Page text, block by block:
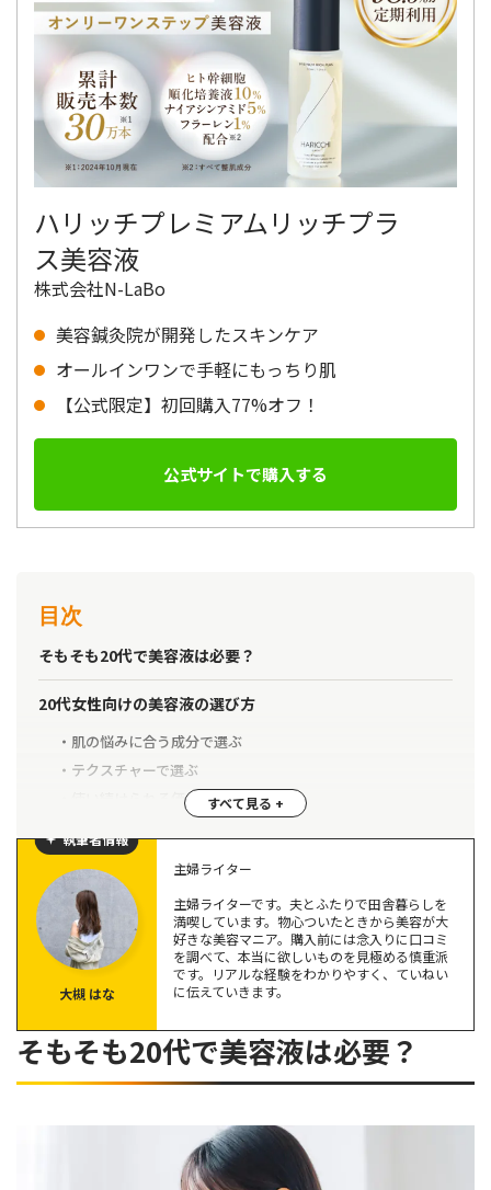
ハリッチプレミアムリッチプラ
ス美容液
株式会社N-LaBo
美容鍼灸院が開発したスキンケア
オールインワンで手軽にもっちり肌
【公式限定】初回購入77%オフ！
公式サイトで購入する
目次
そもそも20代で美容液は必要？
20代女性向けの美容液の選び方
肌の悩みに合う成分で選ぶ
テクスチャーで選ぶ
使い続けられる価格帯で選ぶ
【レビュー付き】20代におすすめの美容液6選
ハリッチプレミアムリッチプラス
N Organic（エヌ オーガニック）
ヒトサイタイ血幹細胞順化培養液
オレリー（Aurelie.）モイスチャーリッチセラム
チェルラーブリリオ
Yunth（ユンス）
20代におすすめの美容液の購入に関するQ＆A
低価格帯の美容液でおすすめの商品は？
20代女性が美容面ですべきことは？
執筆者情報
大槻 はな
主婦ライター
主婦ライターです。夫とふたりで田舎暮らしを
満喫しています。物心ついたときから美容が大
好きな美容マニア。購入前には念入りに口コミ
を調べて、本当に欲しいものを見極める慎重派
です。リアルな経験をわかりやすく、ていねい
に伝えていきます。
そもそも20代で美容液は必要？